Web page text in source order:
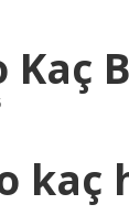
Kaç
kaç